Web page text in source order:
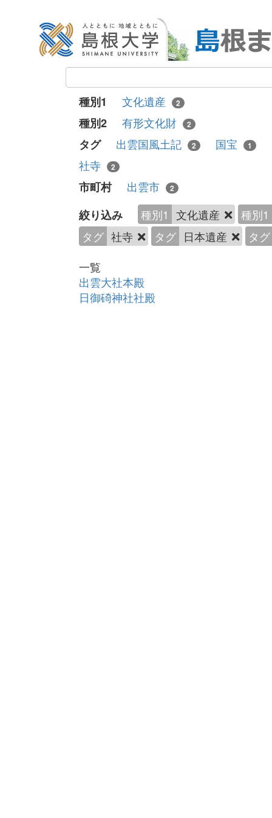
種別1 文化遺産 2
種別2 有形文化財 2
タグ 出雲国風土記 2 国宝 1
社寺
2
市町村 出雲市 2
絞り込み 種別1 文化遺産
種別1
タグ 社寺 タグ 日本遺産
タグ
一覧
出雲大社本殿
日御碕神社社殿